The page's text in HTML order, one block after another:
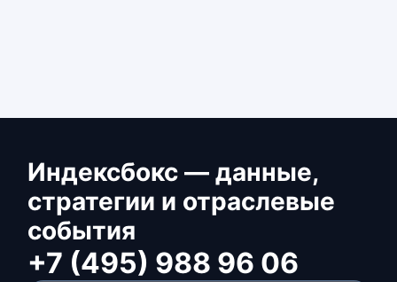
Индексбокс — данные,
стратегии и отраслевые
события
+7 (495) 988 96 06